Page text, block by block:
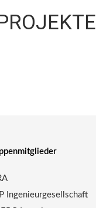
Ingenieurgesellschaft